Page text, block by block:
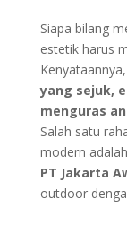
Siapa bilang
estetik harus
yang sejuk,
menguras
Salah satu
modern
PT Jakarta
outdoor